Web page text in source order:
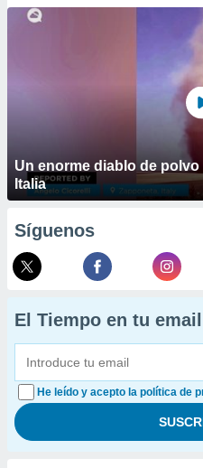
Un enorme diablo de
Italia
Síguenos
El Tiempo en tu email
He leído y acepto la política de